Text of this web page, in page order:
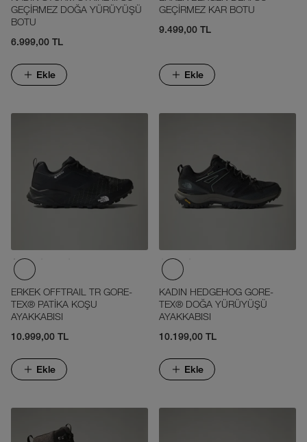
GEÇİRMEZ DOĞA YÜRÜYÜŞÜ
BOTU
6.999,00 TL
Ekle
GEÇİRMEZ KAR BOTU
9.499,00 TL
Ekle
ERKEK OFFTRAIL TR GORE-
TEX® PATİKA KOŞU
AYAKKABISI
10.999,00 TL
Ekle
KADIN HEDGEHOG GORE-
TEX® DOĞA YÜRÜYÜŞÜ
AYAKKABISI
10.199,00 TL
Ekle